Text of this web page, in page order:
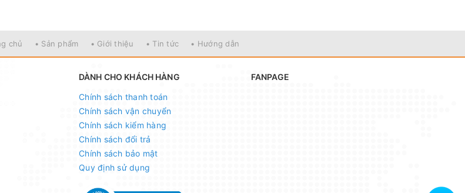
rất em. Dây có thể điều chỉnh tùy theo kích
tiện khi sử dụng
đệm cao su, đảm bảo đội lên đầu rất êm và
đèn sử dụng ở tính năng KHÔNG CẢM ỨNG
chủ • Sản phẩm • Giới thiệu • Tin tức • Hướng dẫn
DÀNH CHO KHÁCH HÀNG
Chính sách thanh toán
Chính sách vận chuyển
Chính sách kiểm hàng
Chính sách đổi trả
Chính sách bảo mật
Quy định sử dụng
FANPAGE